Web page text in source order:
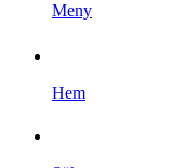
Meny
Hem